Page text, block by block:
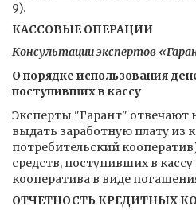
9).
КАССОВЫЕ ОПЕРАЦИИ
Консультации экспертов
О порядке использования
поступивших в кассу
Эксперты "Гарант" отвечают
выдать заработную плату
потребительский
средств, поступивших в
кооператива в виде
ОТЧЕТНОСТЬ КРЕДИТНЫХ